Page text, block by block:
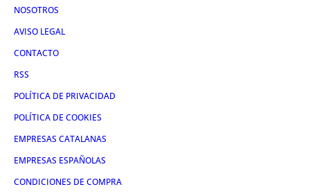
NOSOTROS
AVISO LEGAL
CONTACTO
RSS
POLÍTICA DE PRIVACIDAD
POLÍTICA DE COOKIES
EMPRESAS CATALANAS
EMPRESAS ESPAÑOLAS
CONDICIONES DE COMPRA